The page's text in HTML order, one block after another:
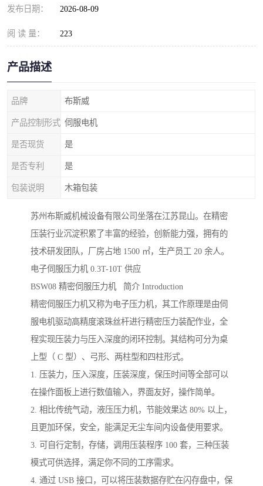
发布日期： 2026-08-09
阅 读 量： 223
产品描述
品牌 布斯威
产品控制形式 伺服电机
是否现货 是
是否专利 是
包装说明 木箱包装
苏州布斯威机械设备有限公司坐落在江苏昆山。在精密
压装行业沉淀积累了丰富的经验，创新能力强，拥有的
技术研发团队，厂房占地 1500 ㎡，生产员工 20 余人。
电子伺服压力机 0.3T-10T 供应
BSW08 精密伺服压力机 简介 Introduction
精密伺服压力机又称为电子压力机，其工作原理是由伺
服电机驱动高精度滚珠丝杆进行精密压力装配作业，全
程实现压装力与压入深度的闭环控制。其结构可分为桌
上型（ C 型）、弓形、两柱型和四柱形式。
1. 压装力，压入深度，压装深度，保压时间等全部可以
在操作面板上进行数值输入，界面友好，操作简单。
2. 相比传统气动，液压压力机，节能效果达 80% 以上，
且更加环保，安全，能满足无尘车间内设备使用要求。
3. 可自行定制，存储，调用压装程序 100 套，三种压装
模式可供选择，满足你不同的工序需求。
4. 通过 USB 接口，可以将压装数据存贮在闪存盘中，保